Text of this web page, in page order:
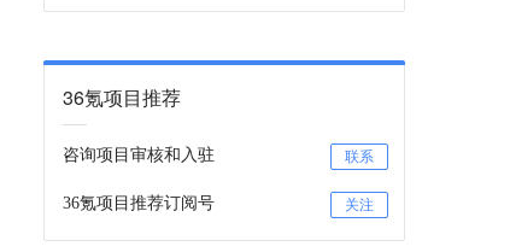
36氪项目推荐
咨询项目审核和入驻 联系
36氪项目推荐订阅号 关注